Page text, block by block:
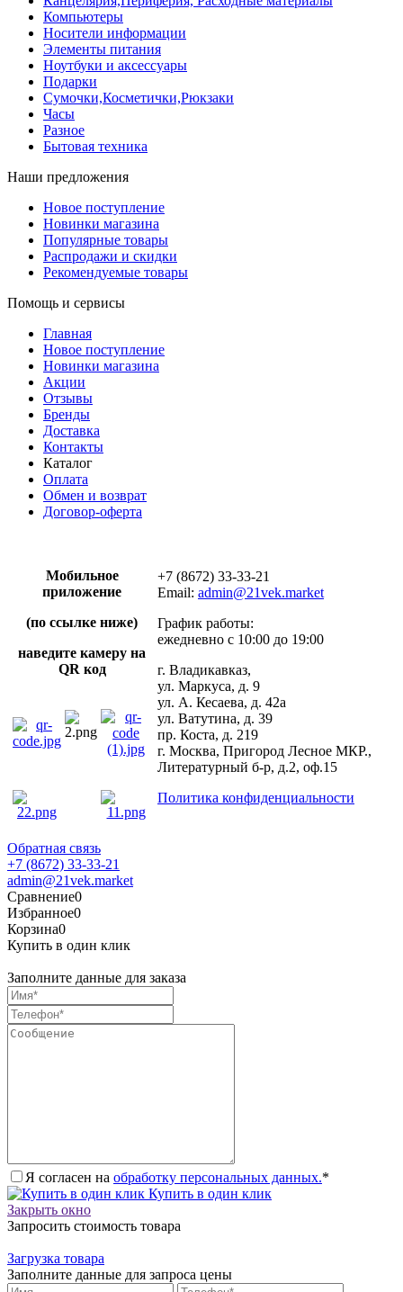
Компьютеры
Носители информации
Элементы питания
Ноутбуки и аксессуары
Подарки
Сумочки,Косметички,Рюкзаки
Часы
Разное
Бытовая техника
Наши предложения
Новое поступление
Новинки магазина
Популярные товары
Распродажи и скидки
Рекомендуемые товары
Помощь и сервисы
Главная
Новое поступление
Новинки магазина
Акции
Отзывы
Бренды
Доставка
Контакты
Каталог
Оплата
Обмен и возврат
Договор-оферта
Мобильное
приложение
(по ссылке ниже)
наведите камеру на
QR код
+7 (8672) 33-33-21
Email: admin@21vek.market
График работы:
ежедневно с 10:00 до 19:00
г. Владикавказ,
ул. Маркуса, д. 9
ул. А. Кесаева, д. 42а
ул. Ватутина, д. 39
пр. Коста, д. 219
г. Москва, Пригород Лесное МКР.,
Литературный б-р, д.2, оф.15
Политика конфиденциальности
Обратная связь
+7 (8672) 33-33-21
admin@21vek.market
Сравнение0
Избранное0
Корзина0
Купить в один клик
Заполните данные для заказа
Я согласен на обработку персональных данных.*
Купить в один клик
Закрыть окно
Запросить стоимость товара
Загрузка товара
Заполните данные для запроса цены